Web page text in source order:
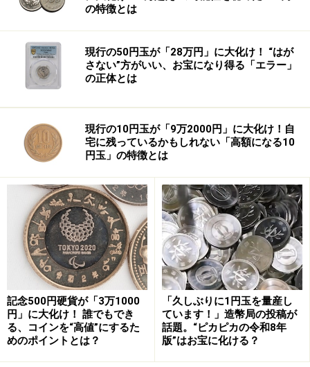
こうして同社が「英断」に踏み切った背景には、ある判
どを会社に求めた裁判で、東京地裁は今年1月、「店長
は管理職に当たらない」として、過去の残業代などの支
払いを命令！ これに対し同社は、「店長は管理監督者
として控訴中。つまり、裁判でまだ争っているにもかか
わらず、残業代支給に踏み切ったというわけです。その
ココロは……係争中とはいえ「違法」とされた仕組みを続
けることで、これ以上企業イメージが悪化するのは避け
たい？
の特徴とは
現行の50円玉が「28万円」に大化け！ “はが
さない”方がいい、お宝になり得る「エラー」
の正体とは
現行の10円玉が「9万2000円」に大化け！自
宅に残っているかもしれない「高額になる10
円玉」の特徴とは
記念500円硬貨が「3万1000
円」に大化け！ 誰でもでき
る、コインを“高値”にするた
めのポイントとは？
「久しぶりに1円玉を量産し
ています！」造幣局の投稿が
話題。“ピカピカの令和8年
版”はお宝に化ける？